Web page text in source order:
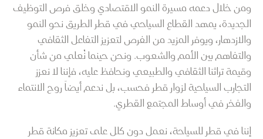
ومن خلال دعمه مسيرة النمو الاقتصادي وخلق فرص التوظيف
الجديدة، يمهد القطاع السياحي في قطر الطريق نحو النمو
والازدهار، ويوفر المزيد من الفرص لتعزيز التفاعل الثقافي
والتفاهم بين الأمم والشعوب. ونحن حينما نُعلي من شأن
وقيمة تراثنا الثقافي والطبيعي ونحافظ عليه، فإننا لا نعزز
التجارب السياحية لزوار قطر فحسب، بل ندعم أيضاً روح الانتماء
والفخر في أوساط المجتمع القطري.
إننا في قطر للسياحة، نعمل دون كلل على تعزيز مكانة قطر